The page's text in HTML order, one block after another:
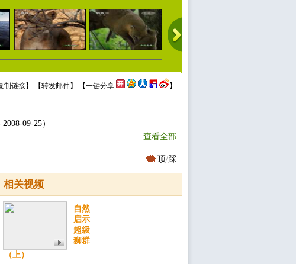
制链接】 【转发邮件】 【一键分享 】
09-25）
查看全部
顶/踩
相关视频
自然
启示
超级
狮群
（上）